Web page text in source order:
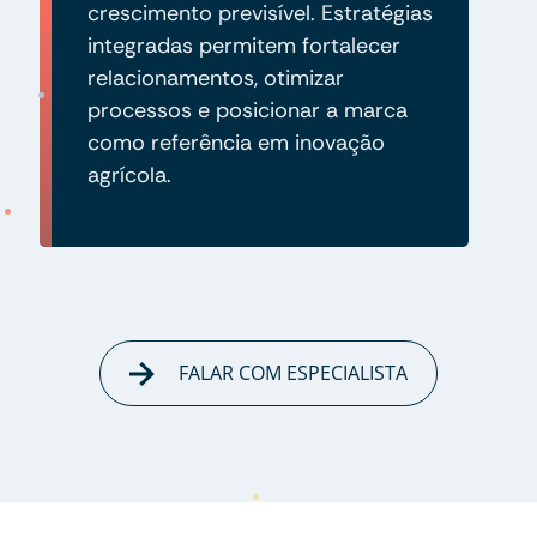
crescimento previsível. Estratégias
integradas permitem fortalecer
relacionamentos, otimizar
processos e posicionar a marca
como referência em inovação
agrícola.
FALAR COM ESPECIALISTA